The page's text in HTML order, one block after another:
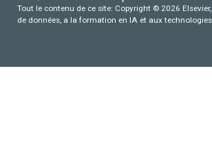
Tout le contenu de ce site: Copyright © 2026
de données, a la formation en IA et aux